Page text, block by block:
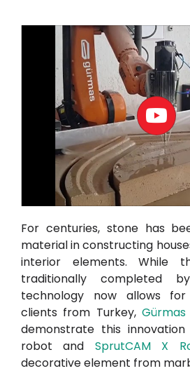
For centuries, stone has
material in constructing
interior elements. While
traditionally completed
technology now allows
clients from Turkey,
demonstrate this
robot and SprutCAM X
decorative element from